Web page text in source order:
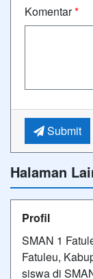
Komentar*
Submit
Halaman
Profil
SMAN 1
Fatuleu,
siswa di